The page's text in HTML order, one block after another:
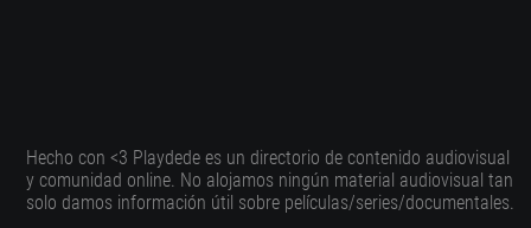
Hecho con <3 Playdede es un directorio de contenido audiovisual
y comunidad online. No alojamos ningún material audiovisual tan
solo damos información útil sobre películas/series/documentales.